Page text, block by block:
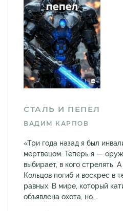
СТАЛЬ И ПЕПЕЛ
ВАДИМ КАРПОВ
«Три года назад я был
мертвецом. Теперь я —
выбирает, в кого стрелять.
Кольцов погиб и воскрес в
равных. В мире, который
объявлена охота, но...